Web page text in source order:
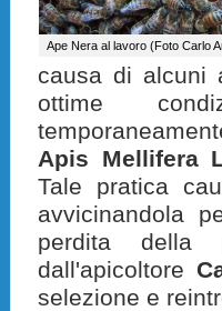
Ape Nera al lavoro (Foto Carlo
causa di alcuni
ottime
Apis Mellifera
Tale pratica
avvicinandola
perdita della
dall'apicoltore
selezione e